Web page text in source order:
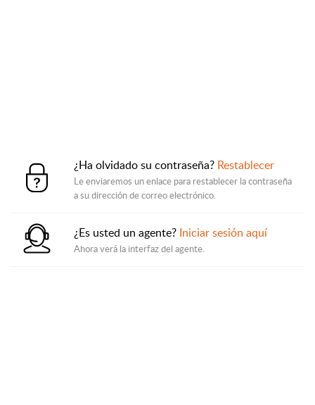
¿Ha olvidado su contraseña? Restablecer
Le enviaremos un enlace para restablecer la contraseña
a su dirección de correo electrónico.
¿Es usted un agente? Iniciar sesión aquí
Ahora verá la interfaz del agente.